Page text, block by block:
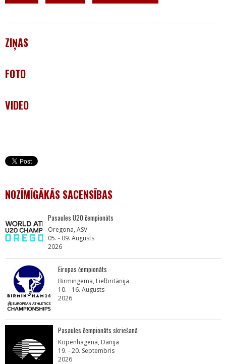
ZIŅAS
FOTO
VIDEO
NOZĪMĪGĀKĀS SACENSĪBAS
Pasaules U20 čempionāts
Oregona, ASV
05. - 09. Augusts
2026
Eiropas čempionāts
Birmingema, Lielbritānija
10. - 16. Augusts
2026
Pasaules čempionāts skriešanā
Kopenhāgena, Dānija
19. - 20. Septembris
2026